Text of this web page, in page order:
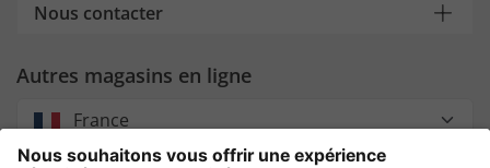
Nous contacter
Autres magasins en ligne
France